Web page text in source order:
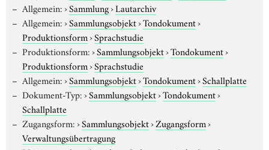
Allgemein:›Sammlung›Lautarchiv
Allgemein:›Sammlungsobjekt›Tondokument›
Produktionsform›Sprachstudie
Produktionsform:›Sammlungsobjekt›Tondokument›
Produktionsform›Sprachstudie
Allgemein:›Sammlungsobjekt›Tondokument›Schallplatte
Dokument-Typ:›Sammlungsobjekt›Tondokument›
Schallplatte
Zugangsform:›Sammlungsobjekt›Zugangsform›
Verwaltungsübertragung